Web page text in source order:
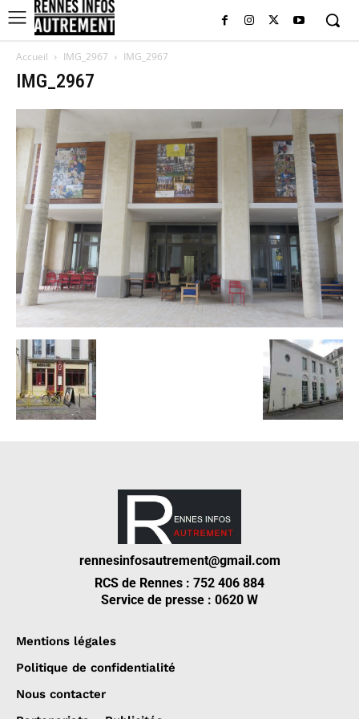
Accueil IMG_2967 IMG_2967
IMG_2967
rennesinfosautrement@gmail.com
RCS de Rennes : 752 406 884
Service de presse : 0620 W
Mentions légales
Politique de confidentialité
Nous contacter